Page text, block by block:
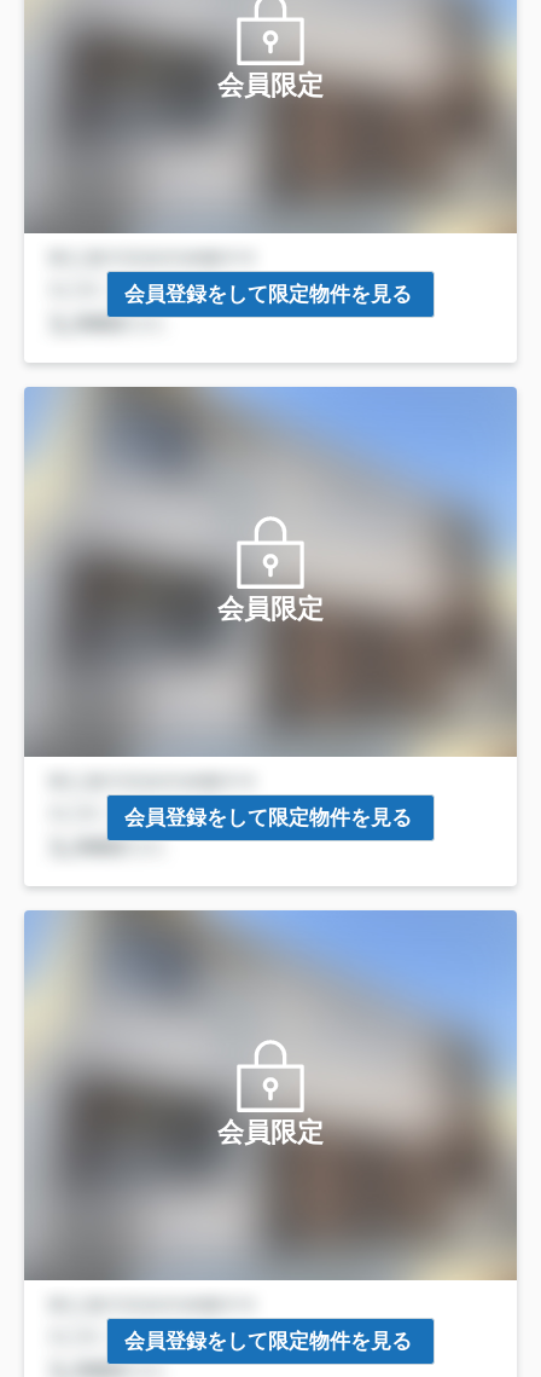
会員限定
会員登録をして限定物件を見る
会員限定
会員登録をして限定物件を見る
会員限定
会員登録をして限定物件を見る